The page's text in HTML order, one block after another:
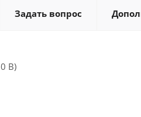
Задать вопрос
В)